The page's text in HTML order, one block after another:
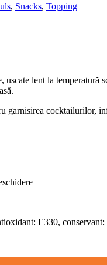
, Snacks, Topping
uscate lent la
garnisirea cocktailurilor,
E330,